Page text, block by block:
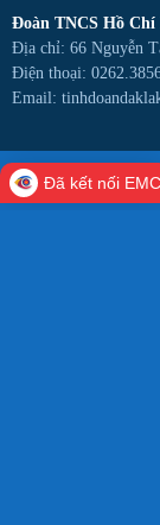
Đoàn TNCS Hồ
Địa chỉ: 66 Nguyễn
Điện thoại:
Email:
Đã kết nối EMC